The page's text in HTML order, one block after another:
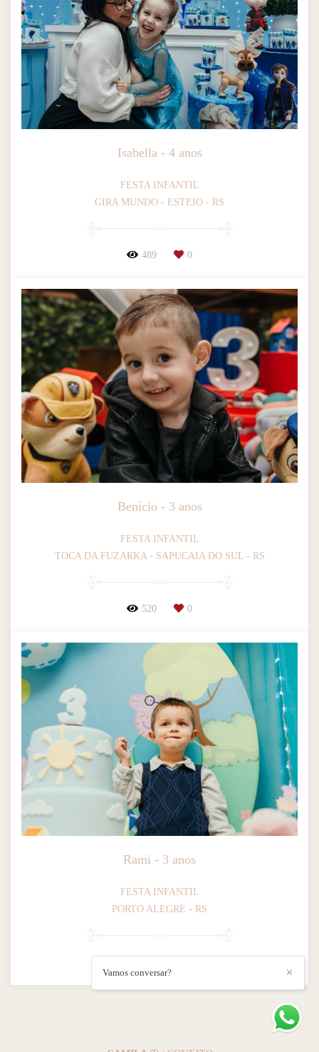
Isabella - 4 anos
FESTA INFANTIL
GIRA MUNDO - ESTEIO - RS
489 0
Benício - 3 anos
FESTA INFANTIL
TOCA DA FUZARKA - SAPUCAIA DO SUL - RS
520 0
Rami - 3 anos
FESTA INFANTIL
PORTO ALEGRE - RS
✕
Vamos conversar?